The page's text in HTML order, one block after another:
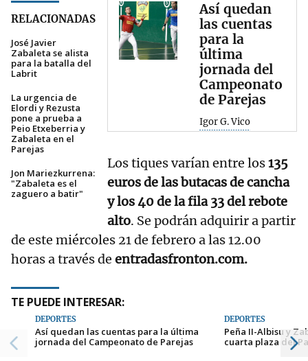
RELACIONADAS
José Javier
Zabaleta se alista
para la batalla del
Labrit
La urgencia de
Elordi y Rezusta
pone a prueba a
Peio Etxeberria y
Zabaleta en el
Parejas
Jon Mariezkurrena:
"Zabaleta es el
zaguero a batir"
Así quedan
las cuentas
para la
última
jornada del
Campeonato
de Parejas
Igor G. Vico
Los tiques varían entre los135
euros de las butacas de cancha
y los 40 de la fila 33 del rebote
alto. Se podrán adquirir a partir
de este miércoles 21 de febrero a las 12.00
horas a través de entradasfronton.com.
TE PUEDE INTERESAR:
DEPORTES
Así quedan las cuentas para la última
jornada del Campeonato de Parejas
DEPORTES
Peña II-Albisu y
cuarta plaza del